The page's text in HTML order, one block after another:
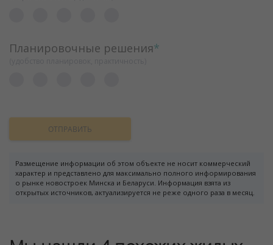
Планировочные решения*
ОТПРАВИТЬ
Размещение информации об этом объекте не носит коммерческий
характер и представлено для максимально полного информирования
о рынке новостроек Минска и Беларуси. Информация взята из
открытых источников, актуализируется не реже одного раза в месяц.